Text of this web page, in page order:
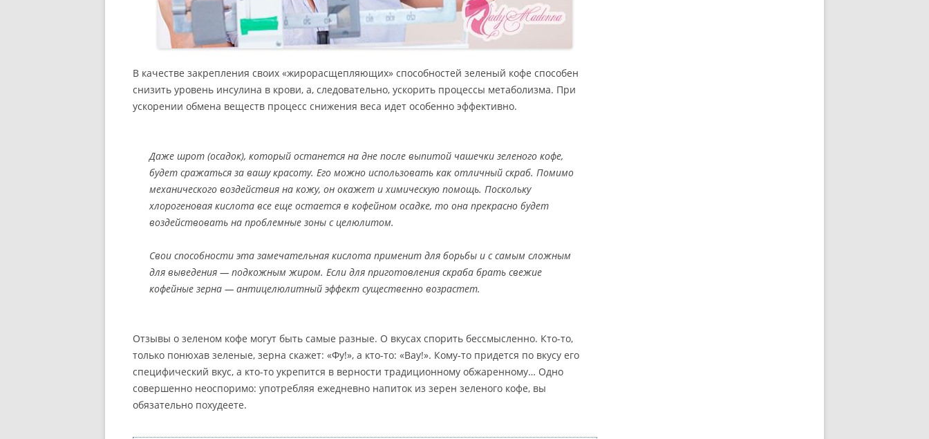
В качестве закрепления своих «жирорасщепляющих» способностей зеленый кофе способен
снизить уровень инсулина в крови, а, следовательно, ускорить процессы метаболизма. При
ускорении обмена веществ процесс снижения веса идет особенно эффективно.
Даже шрот (осадок), который останется на дне после выпитой чашечки зеленого кофе,
будет сражаться за вашу красоту. Его можно использовать как отличный скраб. Помимо
механического воздействия на кожу, он окажет и химическую помощь. Поскольку
хлорогеновая кислота все еще остается в кофейном осадке, то она прекрасно будет
воздействовать на проблемные зоны с целюлитом.
Свои способности эта замечательная кислота применит для борьбы и с самым сложным
для выведения — подкожным жиром. Если для приготовления скраба брать свежие
кофейные зерна — антицелюлитный эффект существенно возрастет.
Отзывы о зеленом кофе могут быть самые разные. О вкусах спорить бессмысленно. Кто-то,
только понюхав зеленые, зерна скажет: «Фу!», а кто-то: «Вау!». Кому-то придется по вкусу его
специфический вкус, а кто-то укрепится в верности традиционному обжаренному… Одно
совершенно неоспоримо: употребляя ежедневно напиток из зерен зеленого кофе, вы
обязательно похудеете.